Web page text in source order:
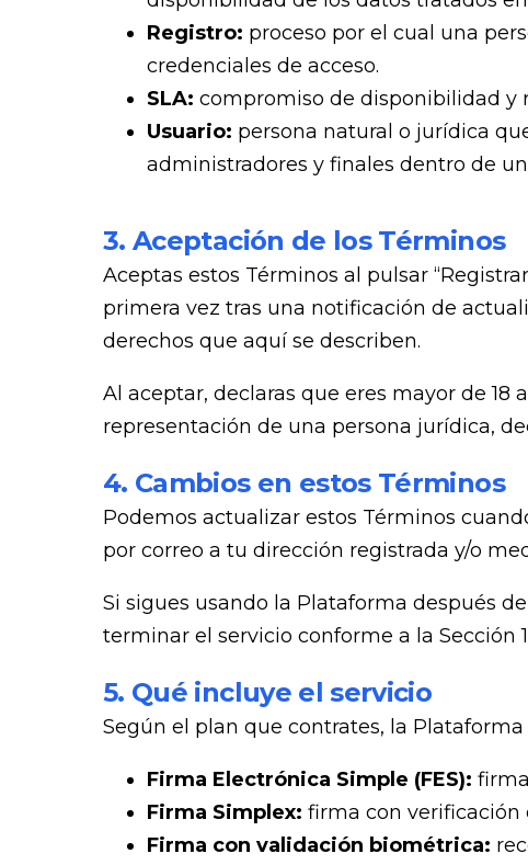
Registro: proceso por el cual una
credenciales de acceso.
SLA:compromiso de disponibilidad y
Usuario: persona natural o jurídica
administradores y finales dentro de
3. Aceptación de los Términos
Aceptas estos Términos al pulsar
primera vez tras una notificación de
derechos que aquí se describen.
Al aceptar, declaras que eres mayor de 18
representación de una persona jurídica,
4. Cambios en estos Términos
Podemos actualizar estos Términos
por correo a tu dirección registrada y/o
Si sigues usando la Plataforma después
terminar el servicio conforme a la Sección
5. Qué incluye el servicio
Según el plan que contrates, la
Firma Electrónica Simple (FES):
Firma Simplex:firma con verificación
Firma con validación biométrica: